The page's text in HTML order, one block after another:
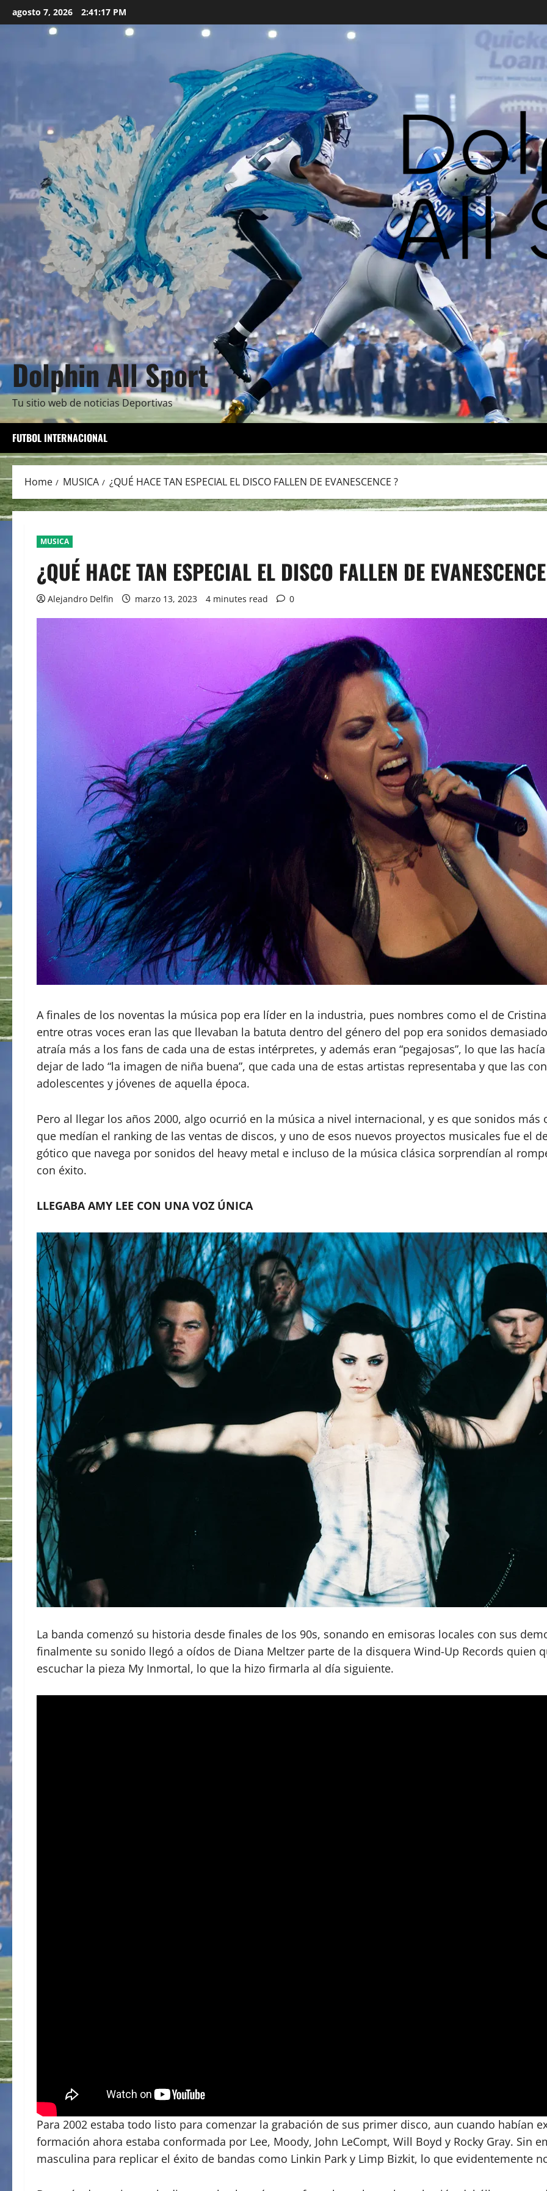
to
agosto 7, 2026 2:41:19 PM
Dolphin All Sport
Tu sitio web de noticias Deportivas
FUTBOL INTERNACIONAL
Home MUSICA ¿QUÉ HACE TAN ESPECIAL EL DISCO FALLEN DE EVANESCENCE ?
MUSICA
¿QUÉ HACE TAN ESPECIAL EL DISCO FALLEN DE
Alejandro Delfin marzo 13, 2023 4 minutes read 0
A finales de los noventas la música pop era líder en la industria, pues nombres como el de
entre otras voces eran las que llevaban la batuta dentro del género del pop era sonidos
atraía más a los fans de cada una de estas intérpretes, y además eran “pegajosas”, lo que las
dejar de lado “la imagen de niña buena”, que cada una de estas artistas representaba y que las
adolescentes y jóvenes de aquella época.
Pero al llegar los años 2000, algo ocurrió en la música a nivel internacional, y es que sonidos
que medían el ranking de las ventas de discos, y uno de esos nuevos proyectos musicales fue el
gótico que navega por sonidos del heavy metal e incluso de la música clásica sorprendían al
con éxito.
LLEGABA AMY LEE CON UNA VOZ ÚNICA
La banda comenzó su historia desde finales de los 90s, sonando en emisoras locales con sus
finalmente su sonido llegó a oídos de Diana Meltzer parte de la disquera Wind-Up Records quien
escuchar la pieza My Inmortal, lo que la hizo firmarla al día siguiente.
Para 2002 estaba todo listo para comenzar la grabación de sus primer disco, aun cuando habían
formación ahora estaba conformada por Lee, Moody, John LeCompt, Will Boyd y Rocky Gray. Sin
masculina para replicar el éxito de bandas como Linkin Park y Limp Bizkit, lo que evidentemente